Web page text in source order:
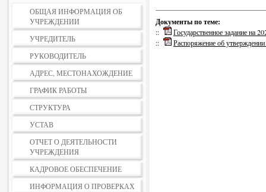
ОБЩАЯ ИНФОРМАЦИЯ ОБ
УЧРЕЖДЕНИИ
УЧРЕДИТЕЛЬ
РУКОВОДИТЕЛЬ
АДРЕС, МЕСТОНАХОЖДЕНИЕ
ГРАФИК РАБОТЫ
СТРУКТУРА
УСТАВ
ОТЧЕТ О ДЕЯТЕЛЬНОСТИ
УЧРЕЖДЕНИЯ
КАДРОВОЕ ОБЕСПЕЧЕНИЕ
ИНФОРМАЦИЯ О ПРОВЕРКАХ
Документы по теме:
::
Государственное задание на
::
Распоряжение об